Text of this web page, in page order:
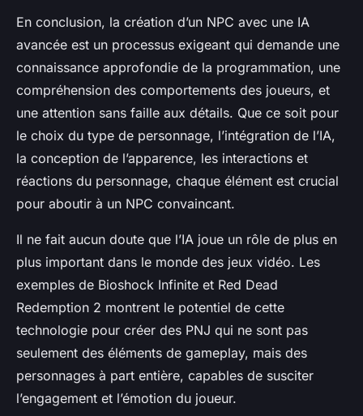
En conclusion, la création d’un NPC avec une IA
avancée est un processus exigeant qui demande une
connaissance approfondie de la programmation, une
compréhension des comportements des joueurs, et
une attention sans faille aux détails. Que ce soit pour
le choix du type de personnage, l’intégration de l’IA,
la conception de l’apparence, les interactions et
réactions du personnage, chaque élément est crucial
pour aboutir à un NPC convaincant.
Il ne fait aucun doute que l’IA joue un rôle de plus en
plus important dans le monde des jeux vidéo. Les
exemples de Bioshock Infinite et Red Dead
Redemption 2 montrent le potentiel de cette
technologie pour créer des PNJ qui ne sont pas
seulement des éléments de gameplay, mais des
personnages à part entière, capables de susciter
l’engagement et l’émotion du joueur.